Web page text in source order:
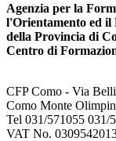
Agenzia per la
l'Orientamento ed il
della Provincia di
Centro di
CFP Como - Via
Como Monte
Tel 031/571055 031/
VAT No.